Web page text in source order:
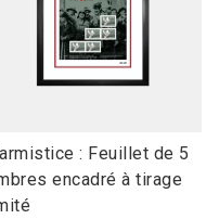
: Feuillet de 5
encadré à tirage